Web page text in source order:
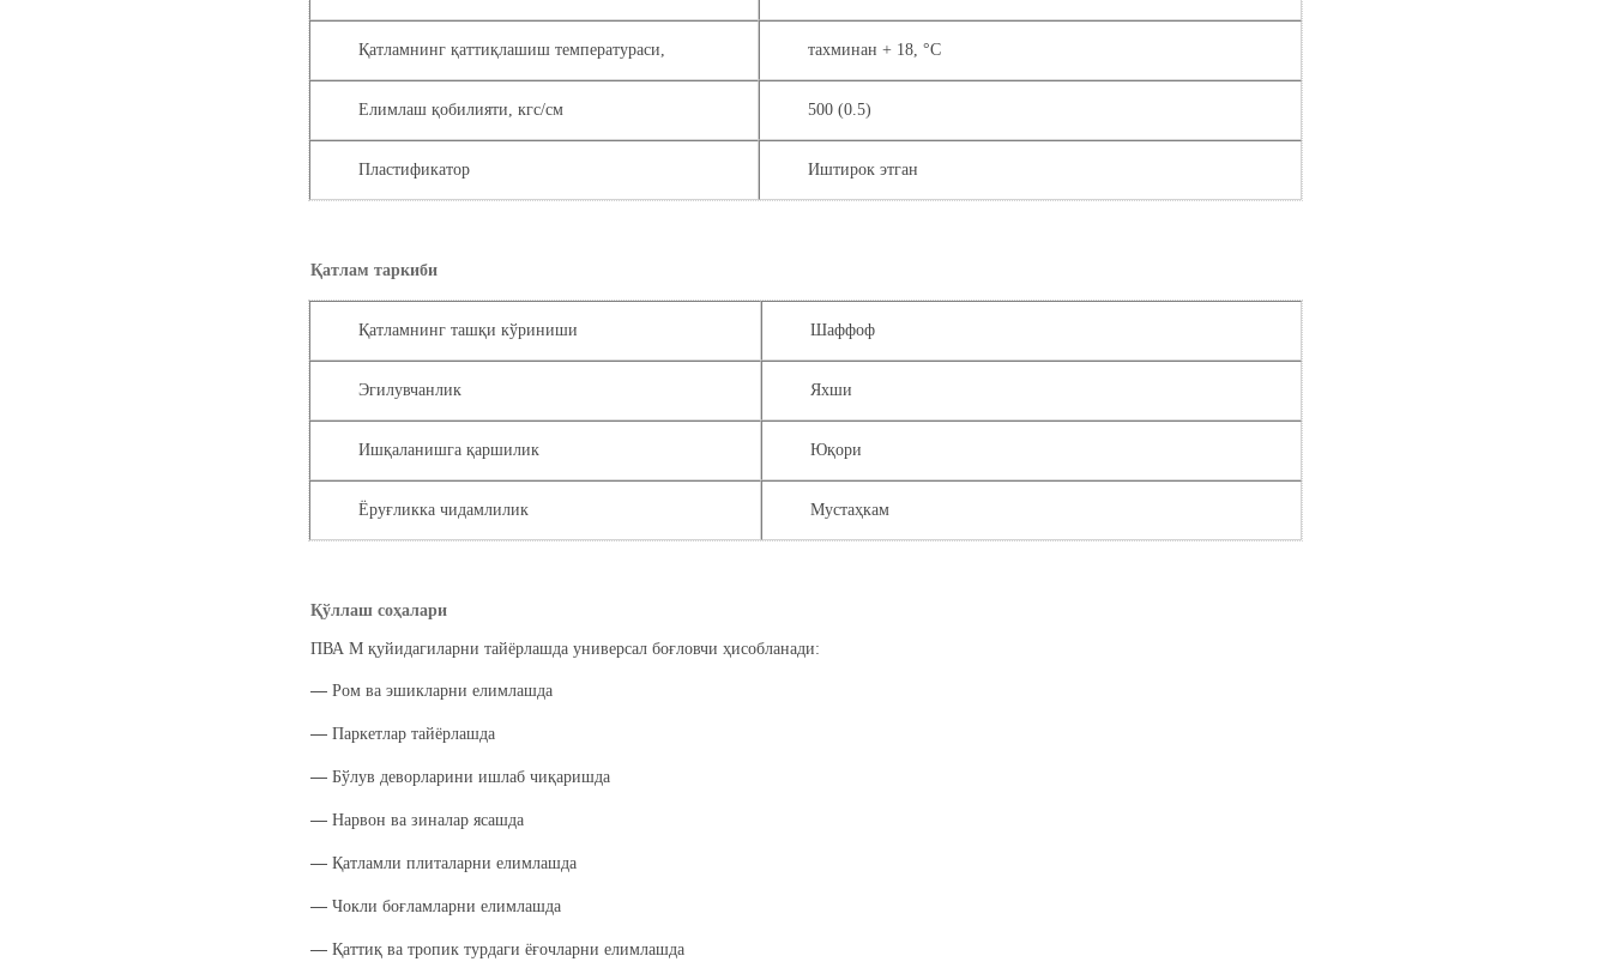
Қатламнинг қаттиқлашиш температураси, тахминан + 18, °С
Елимлаш қобилияти, кгс/см 500 (0.5)
Пластификатор Иштирок этган
Қатлам таркиби
Қатламнинг ташқи кўриниши Шаффоф
Эгилувчанлик Яхши
Ишқаланишга қаршилик Юқори
Ёруғликка чидамлилик Мустаҳкам
Қўллаш соҳалари
ПВА М қуйидагиларни тайёрлашда универсал боғловчи ҳисобланади:
― Ром ва эшикларни елимлашда
― Паркетлар тайёрлашда
― Бўлув деворларини ишлаб чиқаришда
― Нарвон ва зиналар ясашда
― Қатламли плиталарни елимлашда
― Чокли боғламларни елимлашда
― Қаттиқ ва тропик турдаги ёғочларни елимлашда